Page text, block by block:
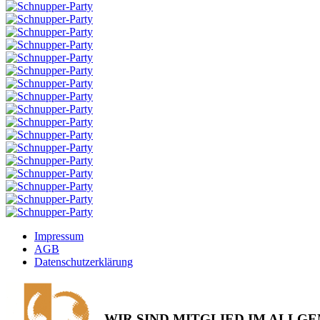
Impressum
AGB
Datenschutzerklärung